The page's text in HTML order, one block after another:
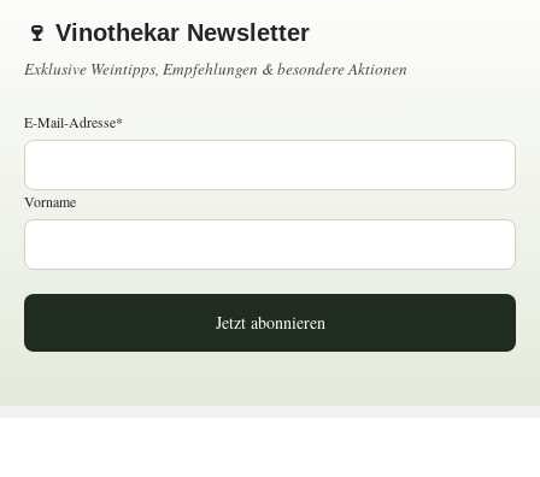
🍷 Vinothekar Newsletter
Exklusive Weintipps, Empfehlungen & besondere Aktionen
E-Mail-Adresse*
Vorname
Jetzt abonnieren